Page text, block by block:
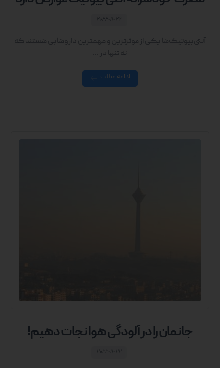
آنتی بیوتیک‌ها یکی از موثرترین و مهمترین داروهایی هستند که
نه تنها در ...
ادامه مطلب
جانمان را در آلودگی هوا نجات دهیم!